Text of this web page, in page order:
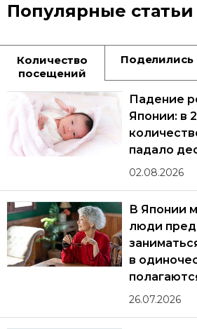
Популярные статьи
Количество
посещений
Поделились
Падение
Японии: в
падало
02.08.2026
В Японии
люди
в
26.07.2026